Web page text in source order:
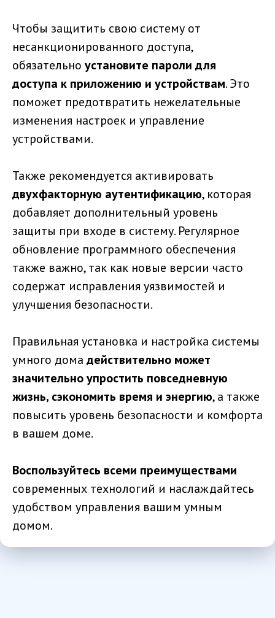
Чтобы защитить свою систему от
несанкционированного доступа,
обязательно установите пароли для
доступа к приложению и устройствам. Это
поможет предотвратить нежелательные
изменения настроек и управление
устройствами.
Также рекомендуется активировать
двухфакторную аутентификацию, которая
добавляет дополнительный уровень
защиты при входе в систему. Регулярное
обновление программного обеспечения
также важно, так как новые версии часто
содержат исправления уязвимостей и
улучшения безопасности.
Правильная установка и настройка системы
умного дома действительно может
значительно упростить повседневную
жизнь, сэкономить время и энергию, а также
повысить уровень безопасности и комфорта
в вашем доме.
Воспользуйтесь всеми преимуществами
современных технологий и наслаждайтесь
удобством управления вашим умным
домом.